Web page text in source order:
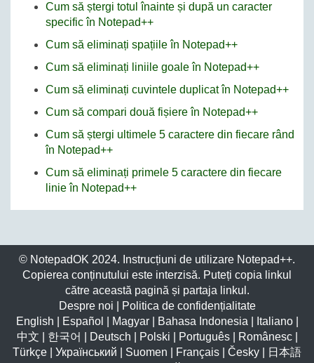
Cum să ștergi totul înainte și după un caracter
specific în Notepad++
Cum să eliminați spațiile în Notepad++
Cum să eliminați liniile goale în Notepad++
Cum să eliminați cuvintele duplicat în Notepad++
Cum să compari două fișiere în Notepad++
Cum să ștergi ultimele 5 caractere din fiecare rând
în Notepad++
Cum să eliminați primele 5 caractere din fiecare
linie în Notepad++
© NotepadOK 2024. Instrucțiuni de utilizare Notepad++.
Copierea conținutului este interzisă. Puteți copia linkul
către această pagină și partaja linkul.
Despre noi
Politica de confidențialitate
English
Español Magyar| Bahasa Indonesia Italiano|
中文
한국어 Deutsch Polski Português| Românesc|
Türkçe
Український Suomen Français Česky
日本語